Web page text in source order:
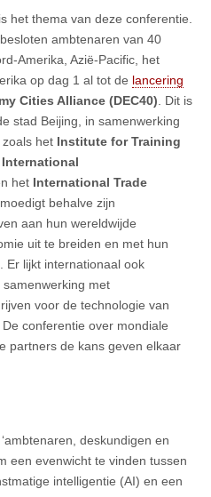
het thema van deze conferentie.
ambtenaren van 40
Amerika, Azië-Pacific, het
op dag 1 al tot de lancering
Cities Alliance (DEC40) . Dit is
stad Beijing, in samenwerking
het Institute for Training
International
het International Trade
behalve zijn
aan hun wereldwijde
uit te breiden en met hun
Er lijkt internationaal ook
met
voor de technologie van
conferentie over mondiale
partners de kans geven elkaar
deskundigen en
een evenwicht te vinden tussen
intelligentie (AI) en een